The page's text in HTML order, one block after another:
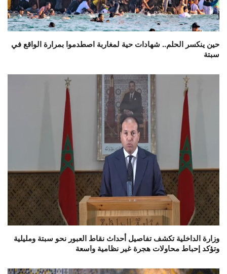
حين ينكسر الحلم.. شهادات حية لمغاربة اصطدموا بمرارة الواقع في
سبتة
وزارة الداخلية تكشف تفاصيل أحداث نقاط العبور نحو سبتة ومليلية
وتؤكد إحباط محاولات هجرة غير نظامية واسعة